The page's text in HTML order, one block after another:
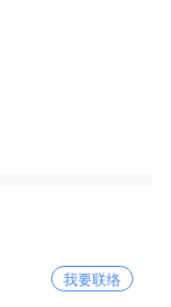
我要联络